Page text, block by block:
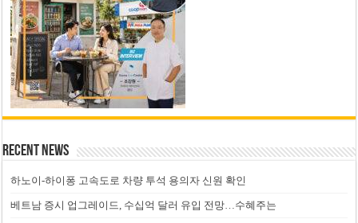
Recent News
하노이-하이퐁 고속도로 차량 투석 용의자 신원 확인
베트남 증시 업그레이드, 수십억 달러 유입 전망…수혜주는